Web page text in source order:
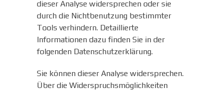
dieser Analyse widersprechen oder sie
durch die Nichtbenutzung bestimmter
Tools verhindern. Detaillierte
Informationen dazu finden Sie in der
folgenden Datenschutzerklärung.
Sie können dieser Analyse widersprechen.
Über die Widerspruchsmöglichkeiten